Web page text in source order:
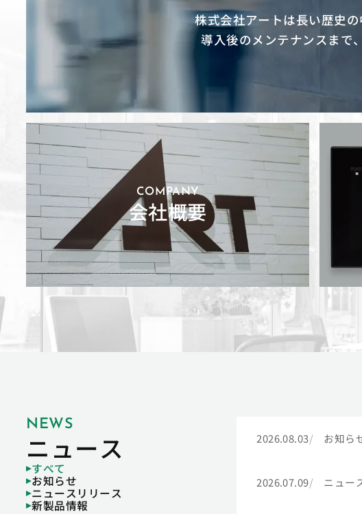
株式会社アートは長い歴史
導入後のメンテナンスまで
COMPANY
会社概要
NEWS
ニュース
すべて
お知らせ
ニュースリリース
新製品情報
2026.08.03 お知ら
2026.07.09 ニュー